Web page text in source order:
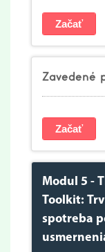
Začať
Zavedené
Začať
Modul 5 -
Toolkit:
spotreba